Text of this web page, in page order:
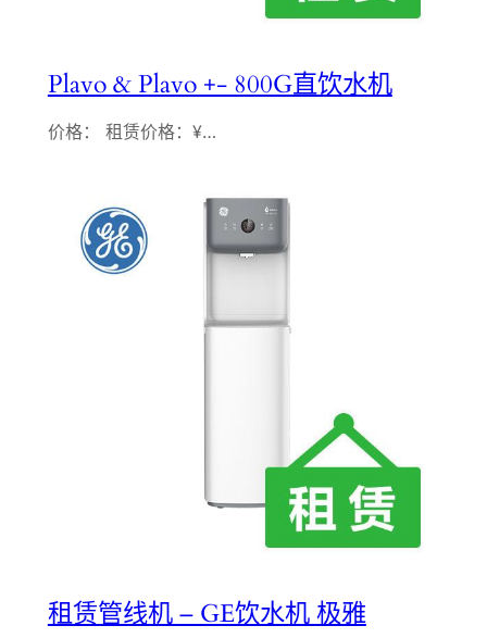
Plavo & Plavo +- 800G直饮水机
价格： 租赁价格：¥…
租赁管线机 – GE饮水机 极雅